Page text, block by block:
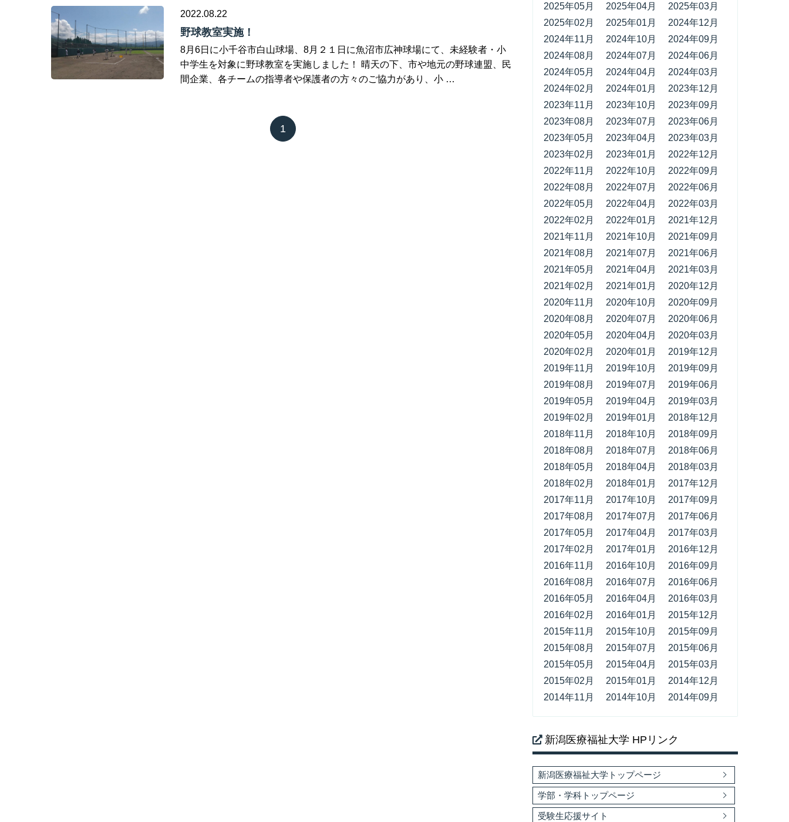
2022.08.22
野球教室実施！
8月6日に小千谷市白山球場、8月２１日に魚沼市広神球場にて、未経験者・小
中学生を対象に野球教室を実施しました！ 晴天の下、市や地元の野球連盟、民
間企業、各チームの指導者や保護者の方々のご協力があり、小 …
1
2025年05月
2025年04月
2025年03月
2025年02月
2025年01月
2024年12月
2024年11月
2024年10月
2024年09月
2024年08月
2024年07月
2024年06月
2024年05月
2024年04月
2024年03月
2024年02月
2024年01月
2023年12月
2023年11月
2023年10月
2023年09月
2023年08月
2023年07月
2023年06月
2023年05月
2023年04月
2023年03月
2023年02月
2023年01月
2022年12月
2022年11月
2022年10月
2022年09月
2022年08月
2022年07月
2022年06月
2022年05月
2022年04月
2022年03月
2022年02月
2022年01月
2021年12月
2021年11月
2021年10月
2021年09月
2021年08月
2021年07月
2021年06月
2021年05月
2021年04月
2021年03月
2021年02月
2021年01月
2020年12月
2020年11月
2020年10月
2020年09月
2020年08月
2020年07月
2020年06月
2020年05月
2020年04月
2020年03月
2020年02月
2020年01月
2019年12月
2019年11月
2019年10月
2019年09月
2019年08月
2019年07月
2019年06月
2019年05月
2019年04月
2019年03月
2019年02月
2019年01月
2018年12月
2018年11月
2018年10月
2018年09月
2018年08月
2018年07月
2018年06月
2018年05月
2018年04月
2018年03月
2018年02月
2018年01月
2017年12月
2017年11月
2017年10月
2017年09月
2017年08月
2017年07月
2017年06月
2017年05月
2017年04月
2017年03月
2017年02月
2017年01月
2016年12月
2016年11月
2016年10月
2016年09月
2016年08月
2016年07月
2016年06月
2016年05月
2016年04月
2016年03月
2016年02月
2016年01月
2015年12月
2015年11月
2015年10月
2015年09月
2015年08月
2015年07月
2015年06月
2015年05月
2015年04月
2015年03月
2015年02月
2015年01月
2014年12月
2014年11月
2014年10月 2014年09月
新潟医療福祉大学 HPリンク
新潟医療福祉大学トップページ
学部・学科トップページ
受験生応援サイト